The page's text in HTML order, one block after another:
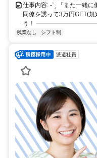
仕事内容: -ˋˏ 「また一
同僚を誘って3万円GET(
う！
残業なし シフト制
派遣社員